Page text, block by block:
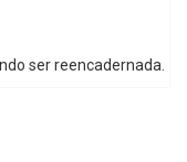
ser reencadernada.